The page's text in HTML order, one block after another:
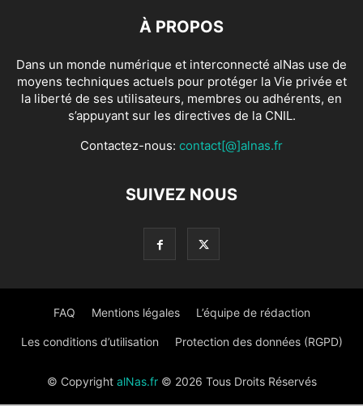
À PROPOS
Dans un monde numérique et interconnecté alNas use de
moyens techniques actuels pour protéger la Vie privée et
la liberté de ses utilisateurs, membres ou adhérents, en
s’appuyant sur les directives de la CNIL.
Contactez-nous: contact[@]alnas.fr
SUIVEZ NOUS
FAQ Mentions légales L’équipe de rédaction
Les conditions d’utilisation Protection des données (RGPD)
© Copyright alNas.fr© 2026 Tous Droits Réservés